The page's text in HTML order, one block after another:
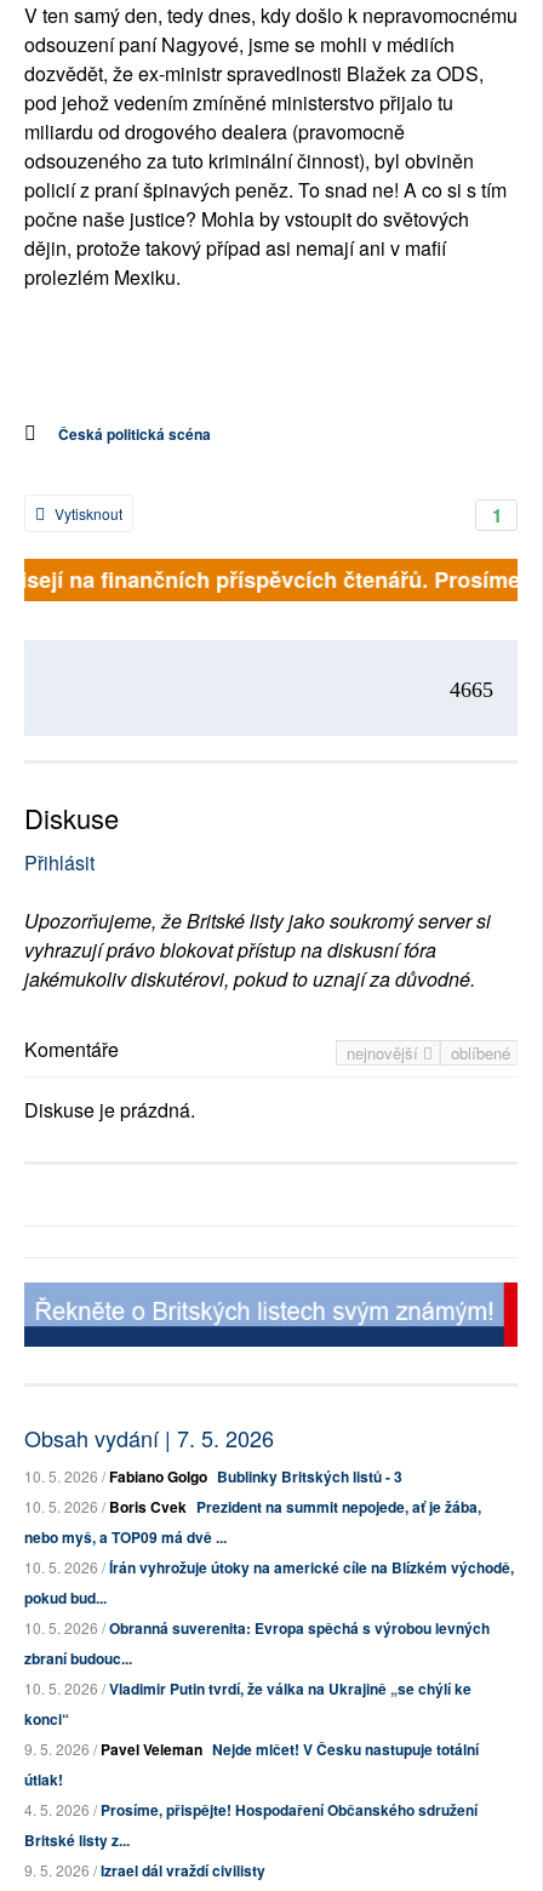
V ten samý den, tedy dnes, kdy došlo k nepravomocnému
odsouzení paní Nagyové, jsme se mohli v médiích
dozvědět, že ex-ministr spravedlnosti Blažek za ODS,
pod jehož vedením zmíněné ministerstvo přijalo tu
miliardu od drogového dealera (pravomocně
odsouzeného za tuto kriminální činnost), byl obviněn
policií z praní špinavých peněz. To snad ne! A co si s tím
počne naše justice? Mohla by vstoupit do světových
dějin, protože takový případ asi nemají ani v mafií
prolezlém Mexiku.
Česká politická scéna
1
Vytisknout
na finančních příspěvcích čtenářů. Prosíme,
4665
Diskuse
Přihlásit
Upozorňujeme, že Britské listy jako soukromý server si
vyhrazují právo blokovat přístup na diskusní fóra
jakémukoliv diskutérovi, pokud to uznají za důvodné.
nejnovější oblíbené
Komentáře
Diskuse je prázdná.
Obsah vydání | 7. 5. 2026
10. 5. 2026 /Fabiano Golgo Bublinky Britských listů - 3
10. 5. 2026 /Boris Cvek Prezident na summit nepojede, ať je žába,
nebo myš, a TOP09 má dvě ...
10. 5. 2026 /Írán vyhrožuje útoky na americké cíle na Blízkém východě,
pokud bud...
10. 5. 2026 /Obranná suverenita: Evropa spěchá s výrobou levných
zbraní budouc...
10. 5. 2026 /Vladimir Putin tvrdí, že válka na Ukrajině „se chýlí ke
konci“
9. 5. 2026 /Pavel Veleman Nejde mlčet! V Česku nastupuje totální
útlak!
4. 5. 2026 /Prosíme, přispějte! Hospodaření Občanského sdružení
Britské listy z...
9. 5. 2026 /Izrael dál vraždí civilisty